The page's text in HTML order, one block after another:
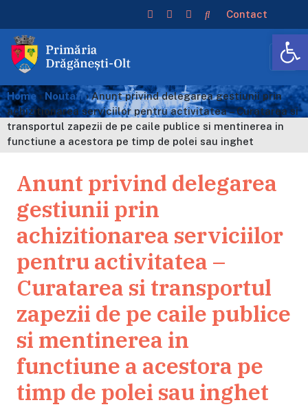
Home›Noutati›Anunt privind delegarea gestiunii prin
achizitionarea serviciilor pentru activitatea – Curatarea si
transportul zapezii de pe caile publice si mentinerea in
functiune a acestora pe timp de polei sau inghet
Contact
Anunt privind delegarea
gestiunii prin
achizitionarea serviciilor
pentru activitatea –
Curatarea si transportul
zapezii de pe caile publice
si mentinerea in
functiune a acestora pe
timp de polei sau inghet